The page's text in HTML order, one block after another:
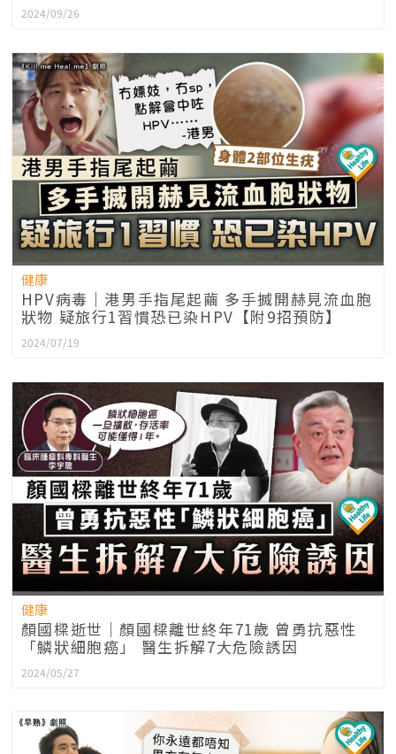
2024/09/26
健康
HPV病毒｜港男手指尾起繭 多手搣開赫見流血胞
狀物 疑旅行1習慣恐已染HPV【附9招預防】
2024/07/19
健康
顏國樑逝世｜顏國樑離世終年71歲 曾勇抗惡性
「鱗狀細胞癌」 醫生拆解7大危險誘因
2024/05/27